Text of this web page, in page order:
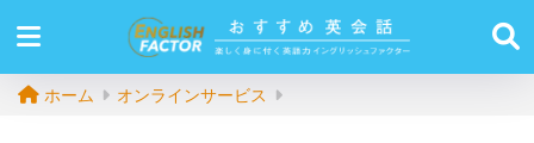
ホーム オンラインサービス